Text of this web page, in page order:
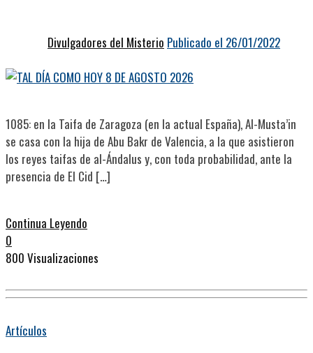
Divulgadores del Misterio Publicado el 26/01/2022
1085: en la Taifa de Zaragoza (en la actual España), Al-Musta’in
se casa con la hija de Abu Bakr de Valencia, a la que asistieron
los reyes taifas de al-Ándalus y, con toda probabilidad, ante la
presencia de El Cid […]
Continua Leyendo
0
800 Visualizaciones
Artículos